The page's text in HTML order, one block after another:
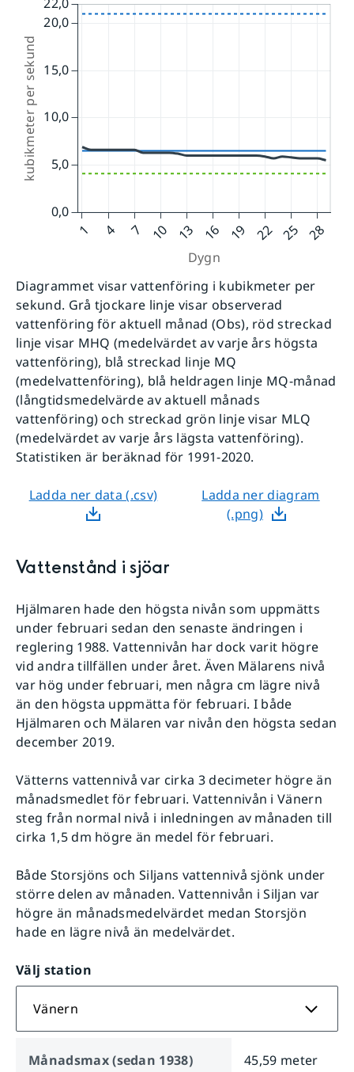
Diagrammet visar vattenföring i kubikmeter per
sekund. Grå tjockare linje visar observerad
vattenföring för aktuell månad (Obs), röd streckad
linje visar MHQ (medelvärdet av varje års högsta
vattenföring), blå streckad linje MQ
(medelvattenföring), blå heldragen linje MQ-månad
(långtidsmedelvärde av aktuell månads
vattenföring) och streckad grön linje visar MLQ
(medelvärdet av varje års lägsta vattenföring).
Statistiken är beräknad för 1991-2020.
Ladda ner data (.csv)
Ladda ner diagram
(.png)
Vattenstånd i sjöar
Hjälmaren hade den högsta nivån som uppmätts
under februari sedan den senaste ändringen i
reglering 1988. Vattennivån har dock varit högre
vid andra tillfällen under året. Även Mälarens nivå
var hög under februari, men några cm lägre nivå
än den högsta uppmätta för februari. I både
Hjälmaren och Mälaren var nivån den högsta sedan
december 2019.
Vätterns vattennivå var cirka 3 decimeter högre än
månadsmedlet för februari. Vattennivån i Vänern
steg från normal nivå i inledningen av månaden till
cirka 1,5 dm högre än medel för februari.
Både Storsjöns och Siljans vattennivå sjönk under
större delen av månaden. Vattennivån i Siljan var
högre än månadsmedelvärdet medan Storsjön
hade en lägre nivå än medelvärdet.
Välj station
Vänern
Månadsmax (sedan 1938) 45,59 meter